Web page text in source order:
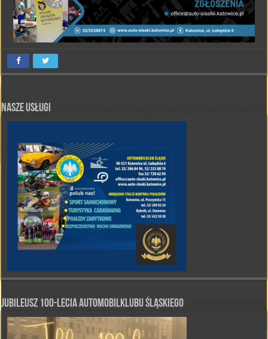
Nasze Usługi
Jubileusz 100-lecia Automobilklubu Śląskiego